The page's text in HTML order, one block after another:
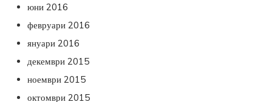
юни 2016
февруари 2016
януари 2016
декември 2015
ноември 2015
октомври 2015